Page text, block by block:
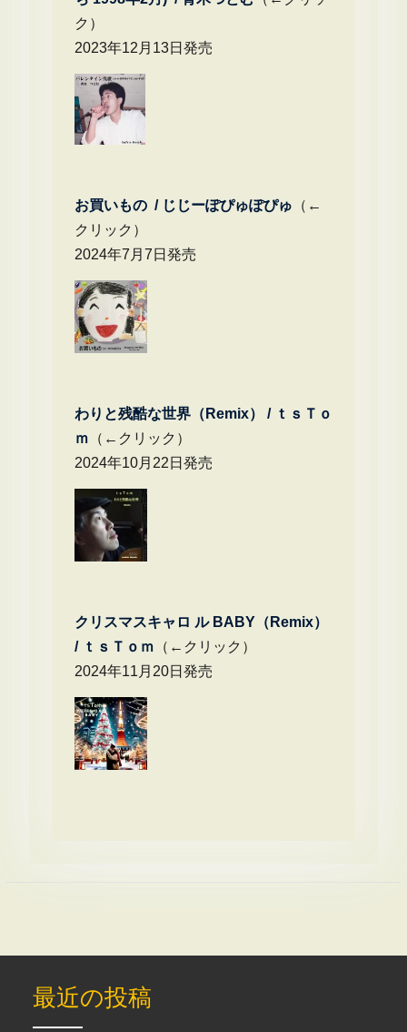
ク）
2023年12月13日発売
お買いもの / じじーぽぴゅぽぴゅ （←
クリック）
2024年7月7日発売
わりと残酷な世界（Remix） / ｔｓＴｏ
ｍ （←クリック）
2024年10月22日発売
クリスマスキャロ ル BABY（Remix）
/ ｔｓＴｏｍ （←クリック）
2024年11月20日発売
最近の投稿